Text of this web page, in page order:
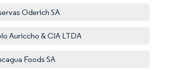
Oderich SA
Auriccho & CIA LTDA
Foods SA